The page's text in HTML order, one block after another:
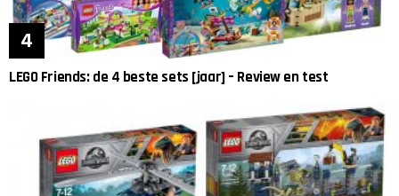
LEGO Friends: de 4 beste sets [jaar] – Review en test